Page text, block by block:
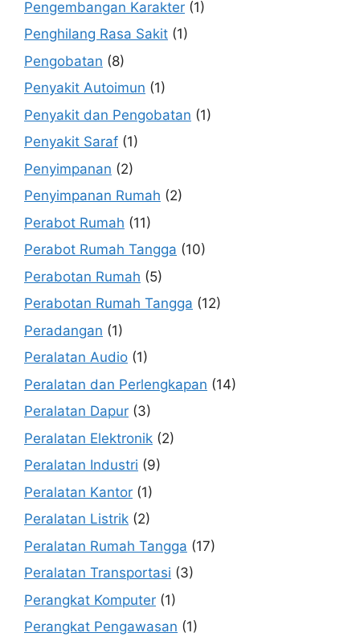
Pengembangan Karakter (1)
Penghilang Rasa Sakit (1)
Pengobatan (8)
Penyakit Autoimun (1)
Penyakit dan Pengobatan (1)
Penyakit Saraf (1)
Penyimpanan (2)
Penyimpanan Rumah (2)
Perabot Rumah (11)
Perabot Rumah Tangga (10)
Perabotan Rumah (5)
Perabotan Rumah Tangga (12)
Peradangan (1)
Peralatan Audio (1)
Peralatan dan Perlengkapan (14)
Peralatan Dapur (3)
Peralatan Elektronik (2)
Peralatan Industri (9)
Peralatan Kantor (1)
Peralatan Listrik (2)
Peralatan Rumah Tangga (17)
Peralatan Transportasi (3)
Perangkat Komputer (1)
Perangkat Pengawasan (1)